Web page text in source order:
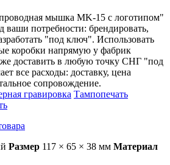
мышка MK-15 с логотипом"
потребности: брендировать,
"под ключ". Использовать
коробки напрямую у фабрик
доставить в любую точку СНГ "под
все расходы: доставку, цена
сопровождение.
гравировка Тампопечать
Размер 117 × 65 × 38 мм Материал